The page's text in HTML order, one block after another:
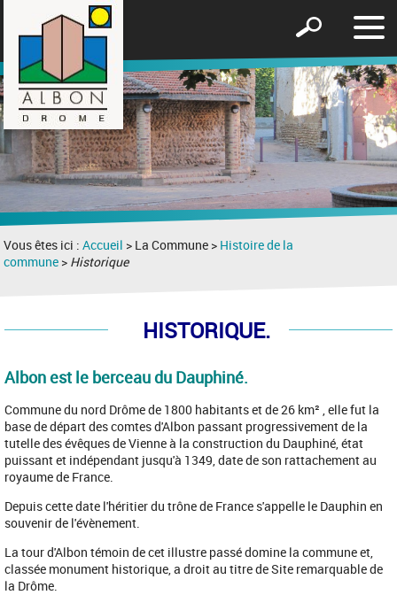
le
Afficher
formulaire
de
recherche
Vous êtes ici :Accueil > La Commune > Histoire de la
commune > Historique
HISTORIQUE.
Albon est le berceau du Dauphiné.
Commune du nord Drôme de 1800 habitants et de 26 km² , elle fut la
base de départ des comtes d'Albon passant progressivement de la
tutelle des évêques de Vienne à la construction du Dauphiné, état
puissant et indépendant jusqu'à 1349, date de son rattachement au
royaume de France.
Depuis cette date l'héritier du trône de France s'appelle le Dauphin en
souvenir de l'évènement.
La tour d'Albon témoin de cet illustre passé domine la commune et,
classée monument historique, a droit au titre de Site remarquable de
la Drôme.